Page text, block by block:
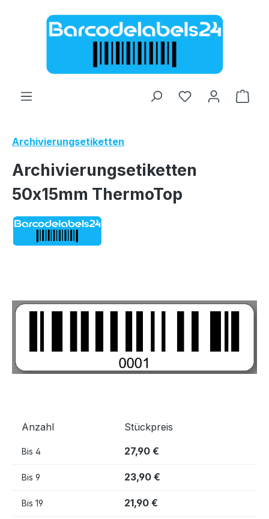
Zum Hauptinhalt springen
Archivierungsetiketten
Archivierungsetiketten
50x15mm ThermoTop
Anzahl Stückpreis
Bis 4 27,90 €
Bis 9 23,90 €
Bis 19 21,90 €